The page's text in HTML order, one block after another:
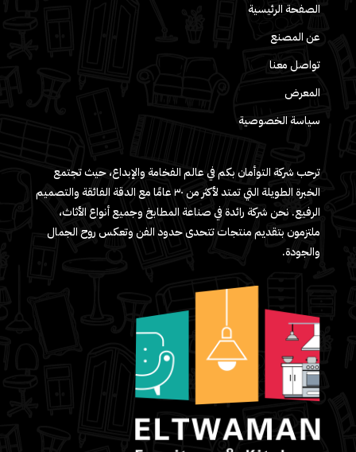
الصفحة الرئيسية
عن المصنع
تواصل معنا
المعرض
سياسة الخصوصية
ترحب شركة التوأمان بكم في عالم الفخامة والإبداع، حيث تجتمع
الخبرة الطويلة التي تمتد لأكثر من ٣٠ عامًا مع الدقة الفائقة والتصميم
الرفيع. نحن شركة رائدة في صناعة المطابخ وجميع أنواع الأثاث،
ملتزمون بتقديم منتجات تتحدى حدود الفن وتعكس روح الجمال
والجودة.